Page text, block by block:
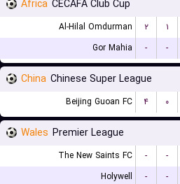
Africa CECAFA Club Cup
Al-Hilal Omdurman ۲ ۱
Gor Mahia
- -
China Chinese Super League
Beijing Guoan FC ۴ ۰
Wales Premier League
The New Saints FC - -
Holywell
- -